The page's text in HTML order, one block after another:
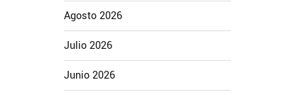
Agosto 2026
Julio 2026
Junio 2026